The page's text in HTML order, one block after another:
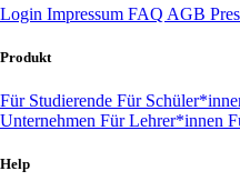
Login Impressum FAQ AGB
Produkt
Für Studierende Für
Unternehmen Für Lehrer*innen
Help